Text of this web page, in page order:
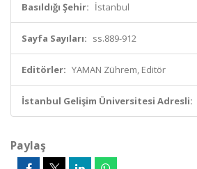
Basıldığı Şehir: İstanbul
Sayfa Sayıları: ss.889-912
Editörler: YAMAN Zührem, Editör
İstanbul Gelişim Üniversitesi Adresli:
Paylaş